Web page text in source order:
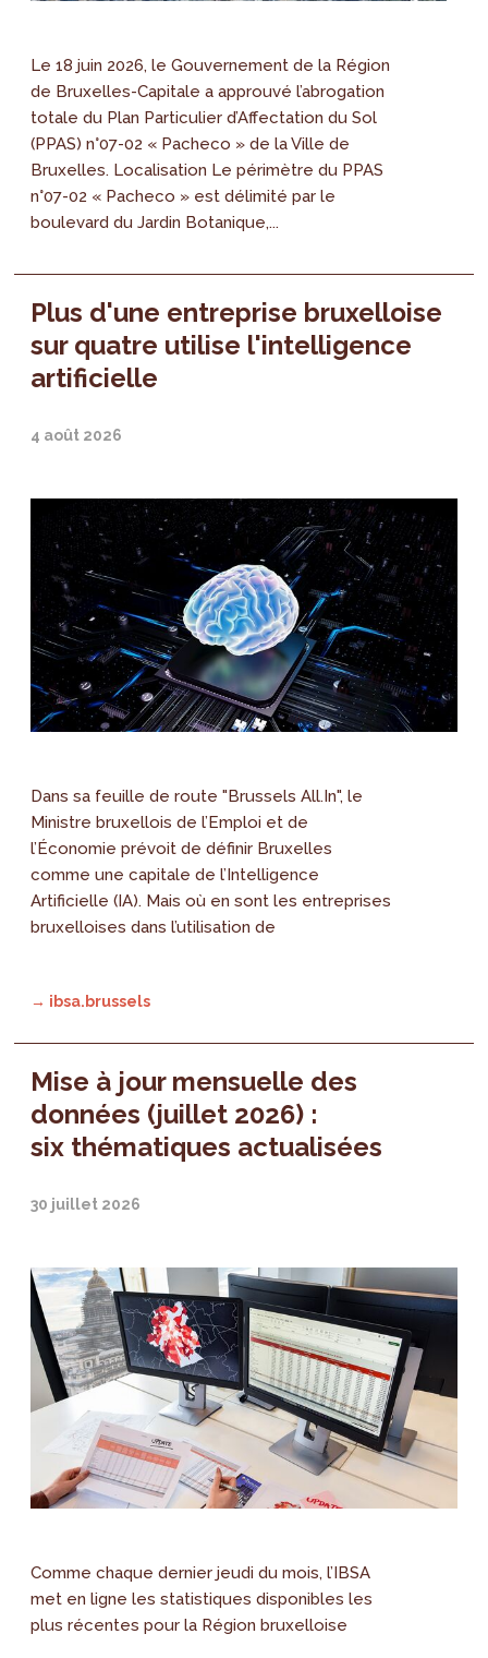
Le 18 juin 2026, le Gouvernement de la Région
de Bruxelles-Capitale a approuvé l’abrogation
totale du Plan Particulier d’Affectation du Sol
(PPAS) n°07-02 « Pacheco » de la Ville de
Bruxelles. Localisation Le périmètre du PPAS
n°07-02 « Pacheco » est délimité par le
boulevard du Jardin Botanique,...
Plus d'une entreprise bruxelloise
sur quatre utilise l'intelligence
artificielle
4 août 2026
Dans sa feuille de route "Brussels All.In", le
Ministre bruxellois de l’Emploi et de
l’Économie prévoit de définir Bruxelles
comme une capitale de l’Intelligence
Artificielle (IA). Mais où en sont les entreprises
bruxelloises dans l’utilisation de
→ ibsa.brussels
Mise à jour mensuelle des
données (juillet 2026) :
six thématiques actualisées
30 juillet 2026
Comme chaque dernier jeudi du mois, l’IBSA
met en ligne les statistiques disponibles les
plus récentes pour la Région bruxelloise